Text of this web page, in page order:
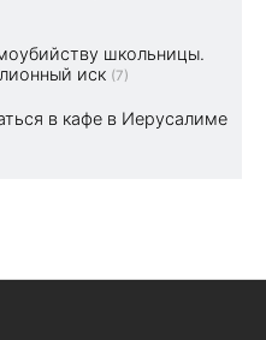
школьницы.
иск (7)
в кафе в Иерусалиме